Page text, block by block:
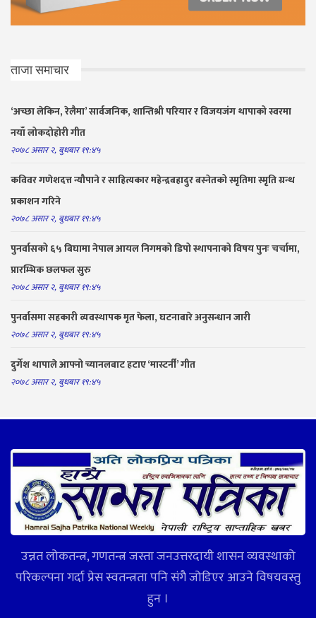
ताजा समाचार
‘अच्छा लेकिन, रेलैमा’ सार्वजनिक, शान्तिश्री परियार र विजयजंग थापाको स्वरमा
नयाँ लोकदोहोरी गीत
२०७८ असार २, बुधबार १९:४५
कविवर गणेशदत्त न्यौपाने र साहित्यकार महेन्द्रबहादुर बस्नेतको स्मृतिमा स्मृति ग्रन्थ
प्रकाशन गरिने
२०७८ असार २, बुधबार १९:४५
पुनर्वासको ६५ बिघामा नेपाल आयल निगमको डिपो स्थापनाको विषय पुनः चर्चामा,
प्रारम्भिक छलफल सुरु
२०७८ असार २, बुधबार १९:४५
पुनर्वासमा सहकारी व्यवस्थापक मृत फेला, घटनाबारे अनुसन्धान जारी
२०७८ असार २, बुधबार १९:४५
दुर्गेश थापाले आफ्नो च्यानलबाट हटाए ‘मास्टर्नी’ गीत
२०७८ असार २, बुधबार १९:४५
उन्नत लोकतन्त्र, गणतन्त्र जस्ता जनउत्तरदायी शासन व्यवस्थाको
परिकल्पना गर्दा प्रेस स्वतन्त्रता पनि संगै जोडिएर आउने विषयवस्तु
हुन ।